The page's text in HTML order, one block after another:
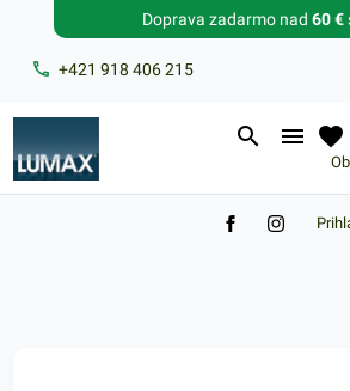
+421 918 406 215
Doprava zadarmo nad 60 €
Zabudnuté heslo?